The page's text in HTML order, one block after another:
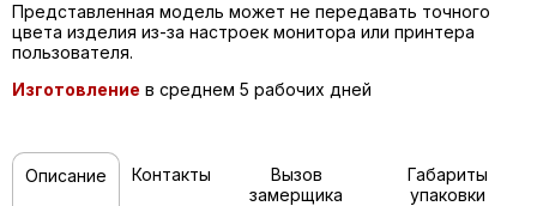
Представленная модель может не передавать точного
цвета изделия из-за настроек монитора или принтера
пользователя.
Изготовление в среднем 5 рабочих дней
Описание Контакты
Вызов
замерщика
Габариты
упаковки